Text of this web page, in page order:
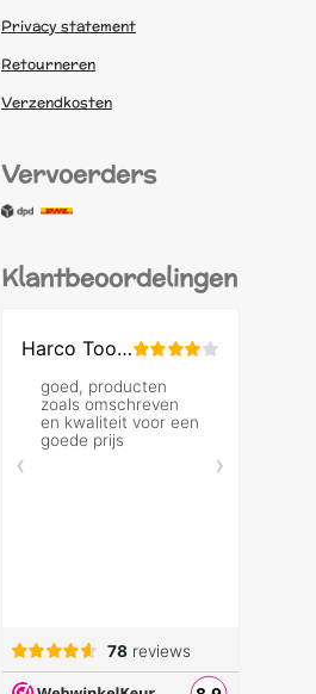
Privacy statement
Retourneren
Verzendkosten
Vervoerders
Klantbeoordelingen